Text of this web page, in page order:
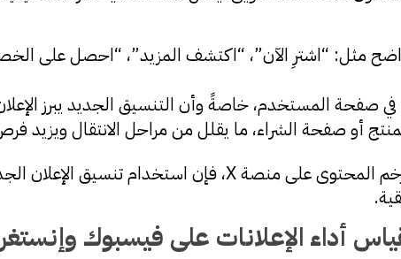
مثل: “اشترِ الآن”، “اكتشف المزيد”، “احصل على
صفحة المستخدم، خاصةً وأن التنسيق الجديد يبرز
أو صفحة الشراء، ما يقلل من مراحل الانتقال ويزيد
أداء الإعلانات على فيسبوك